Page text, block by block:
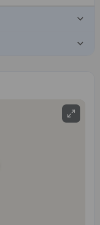
keyboard_arrow_down
keyboard_arrow_down